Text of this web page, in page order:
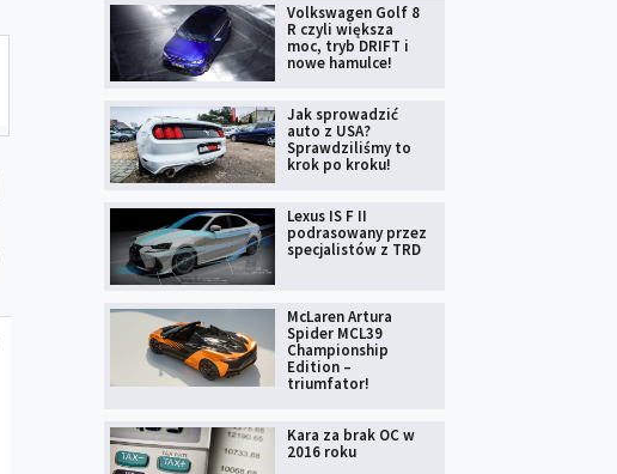
Volkswagen Golf 8
R czyli większa
moc, tryb DRIFT i
nowe hamulce!
Jak sprowadzić
auto z USA?
Sprawdziliśmy to
krok po kroku!
Lexus IS F II
podrasowany przez
specjalistów z TRD
McLaren Artura
Spider MCL39
Championship
Edition –
triumfator!
Kara za brak OC w
2016 roku